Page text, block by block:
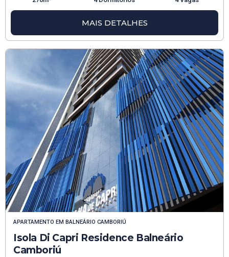
MAIS DETALHES
APARTAMENTO EM BALNEÁRIO CAMBORIÚ
Isola Di Capri Residence Balneário
Camboriú